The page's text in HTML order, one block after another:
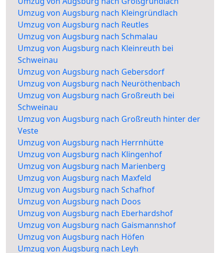
Umzug von Augsburg nach Kleingründlach
Umzug von Augsburg nach Reutles
Umzug von Augsburg nach Schmalau
Umzug von Augsburg nach Kleinreuth bei
Schweinau
Umzug von Augsburg nach Gebersdorf
Umzug von Augsburg nach Neuröthenbach
Umzug von Augsburg nach Großreuth bei
Schweinau
Umzug von Augsburg nach Großreuth hinter der
Veste
Umzug von Augsburg nach Herrnhütte
Umzug von Augsburg nach Klingenhof
Umzug von Augsburg nach Marienberg
Umzug von Augsburg nach Maxfeld
Umzug von Augsburg nach Schafhof
Umzug von Augsburg nach Doos
Umzug von Augsburg nach Eberhardshof
Umzug von Augsburg nach Gaismannshof
Umzug von Augsburg nach Höfen
Umzug von Augsburg nach Leyh